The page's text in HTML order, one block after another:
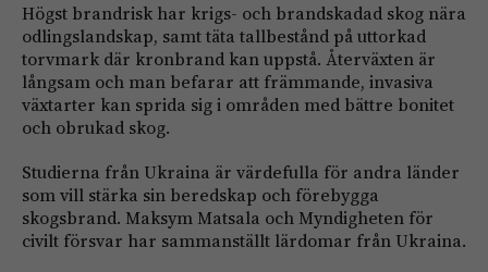
Högst brandrisk har krigs- och brandskadad skog nära
odlingslandskap, samt täta tallbestånd på uttorkad
torvmark där kronbrand kan uppstå. Återväxten är
långsam och man befarar att främmande, invasiva
växtarter kan sprida sig i områden med bättre bonitet
och obrukad skog.
Studierna från Ukraina är värdefulla för andra länder
som vill stärka sin beredskap och förebygga
skogsbrand. Maksym Matsala och Myndigheten för
civilt försvar har sammanställt lärdomar från Ukraina.